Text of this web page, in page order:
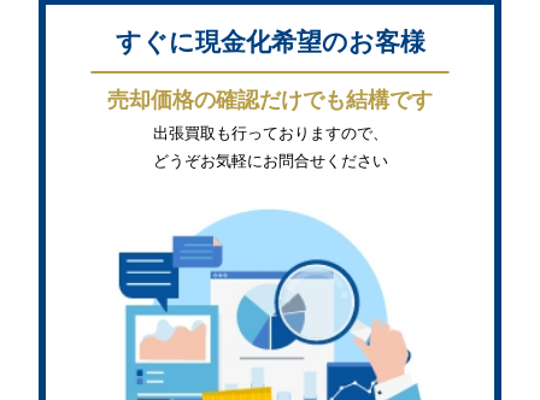
すぐに現金化希望のお客様
売却価格の確認だけでも結構です
出張買取も行っておりますので、
どうぞお気軽にお問合せください